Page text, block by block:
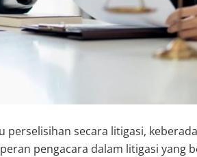
secara litigasi,
pengacara dalam litigasi yang